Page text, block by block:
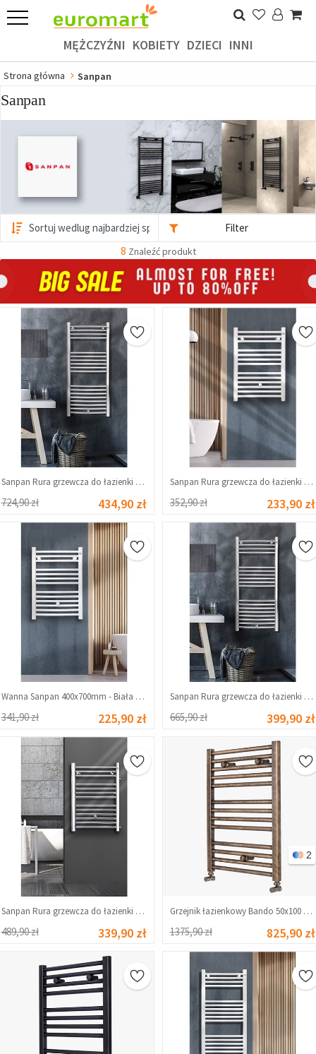
MĘŻCZYŹNI KOBIETY DZIECI INNI
Strona główna Sanpan
Sanpan
Filter
8 Znaleźć produkt
Sanpan Rura grzewcza do łazienki 500x1100 mm - Chrom #343112
724,90 zł 434,90 zł
Sanpan Rura grzewcza do łazienki 500x700 mm - Biała #339188
352,90 zł 233,90 zł
Wanna Sanpan 400x700mm - Biała #339186
341,90 zł 225,90 zł
Sanpan Rura grzewcza do łazienki 500x1000 mm - Chrom #339189
665,90 zł 399,90 zł
Sanpan Rura grzewcza do łazienki 400x700 mm - Chrom #339185
489,90 zł 339,90 zł
2
Grzejnik łazienkowy Bando 50x100 cm - kolor antyczny #343956
1375,90 zł 825,90 zł